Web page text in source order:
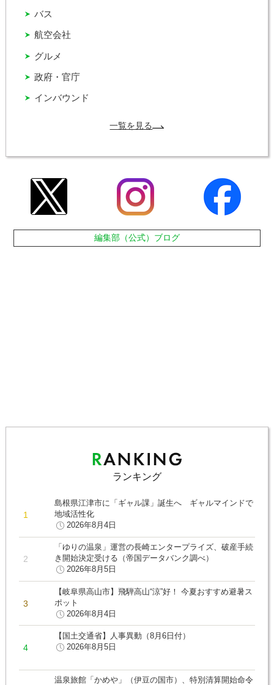
インバウンド
グルメ
バス
政府・官庁
航空会社
一覧を見る
編集部（公式）ブログ
ランキング
島根県江津市に「ギャル課」誕生へ ギャルマインドで
地域活性化
2026年8月4日
「ゆりの温泉」運営の長崎エンタープライズ、破産手続
き開始決定受ける（帝国データバンク調べ）
2026年8月5日
【岐阜県高山市】飛騨高山“涼”好！ 今夏おすすめ避暑ス
ポット
2026年8月4日
【国土交通省】人事異動（8月6日付）
2026年8月5日
温泉旅館「かめや」（伊豆の国市）、特別清算開始命令